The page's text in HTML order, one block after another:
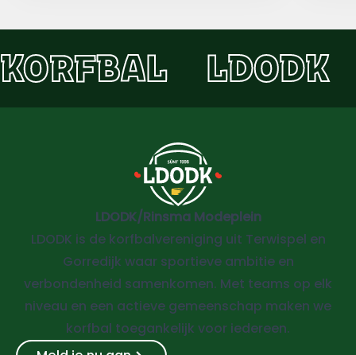
KORFBAL LDODK
LDODK/Rinsma Modeplein
LDODK is de korfbalvereniging uit Terwispel en
Gorredijk waar sportieve ambitie en
verbondenheid samenkomen. Met teams op elk
niveau en een actieve gemeenschap maken we
korfbal toegankelijk voor iedereen.